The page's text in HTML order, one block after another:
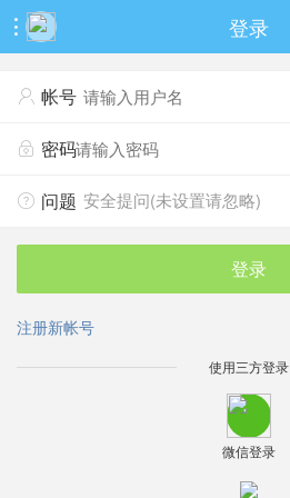
 登录
 帐号
 密码
 问题 安全提问(未设置请忽略)
登录
注册新帐号
使用三方登录
微信登录